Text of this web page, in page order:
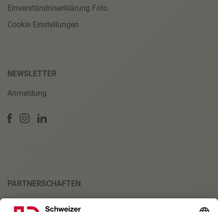
Einverständniserklärung Foto
Cookie Einstellungen
NEWSLETTER
Anmeldung
PARTNERSCHAFTEN